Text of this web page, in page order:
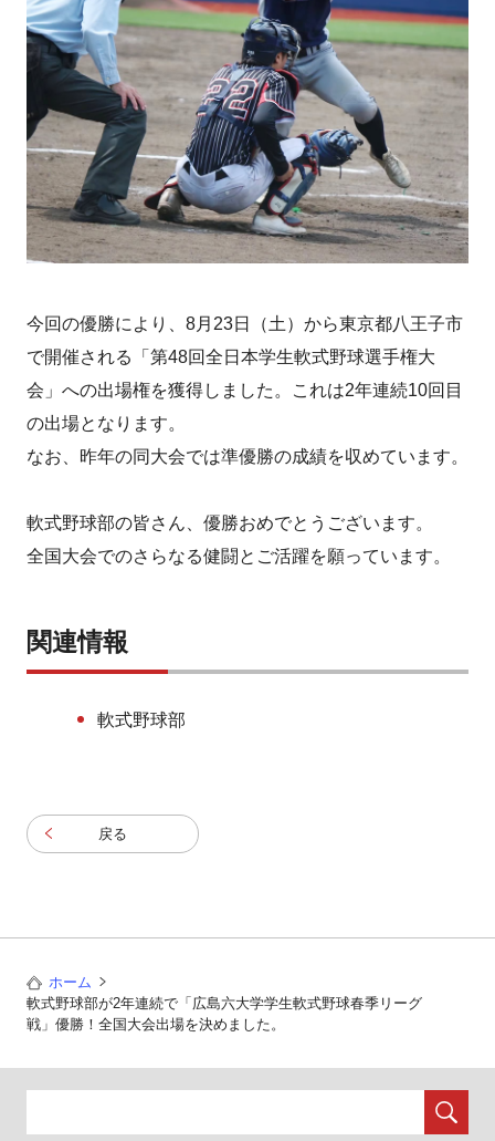
今回の優勝により、8月23日（土）から東京都八王子市
で開催される「第48回全日本学生軟式野球選手権大
会」への出場権を獲得しました。これは2年連続10回目
の出場となります。
なお、昨年の同大会では準優勝の成績を収めています。
軟式野球部の皆さん、優勝おめでとうございます。
全国大会でのさらなる健闘とご活躍を願っています。
関連情報
軟式野球部
戻る
ホーム
軟式野球部が2年連続で「広島六大学学生軟式野球春季リーグ
戦」優勝！全国大会出場を決めました。